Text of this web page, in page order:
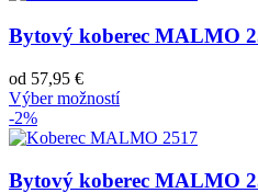
Bytový koberec MALMO
od 57,95 €
Výber možností
-2%
Bytový koberec MALMO